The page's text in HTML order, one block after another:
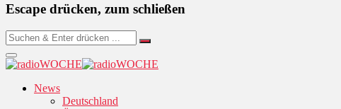
Escape drücken, zum schließen
News
Deutschland